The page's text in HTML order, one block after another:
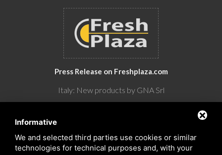
Press Release on Freshplaza.com
Italy: New products by GNA Srl
Informative
We and selected third parties use cookies or similar
technologies for technical purposes and, with your